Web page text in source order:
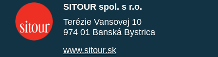
SITOUR spol. s r.o.
Terézie Vansovej 10
974 01 Banská Bystrica
www.sitour.sk